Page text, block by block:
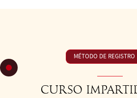
MÉTODO DE REGISTRO
Curso